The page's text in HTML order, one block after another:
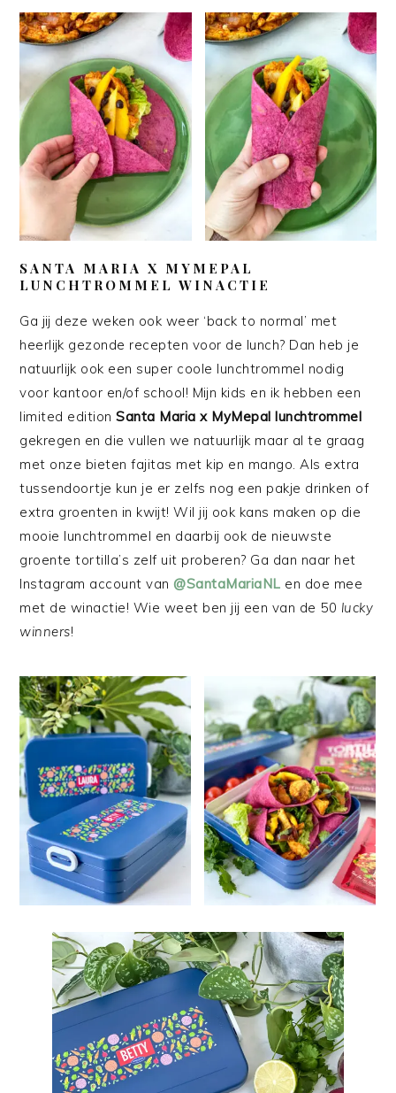
SANTA MARIA X MYMEPAL
LUNCHTROMMEL WINACTIE
Ga jij deze weken ook weer ‘back to normal’ met
heerlijk gezonde recepten voor de lunch? Dan heb je
natuurlijk ook een super coole lunchtrommel nodig
voor kantoor en/of school! Mijn kids en ik hebben een
limited editionSanta Maria x MyMepal lunchtrommel
gekregen en die vullen we natuurlijk maar al te graag
met onze bieten fajitas met kip en mango. Als extra
tussendoortje kun je er zelfs nog een pakje drinken of
extra groenten in kwijt! Wil jij ook kans maken op die
mooie lunchtrommel en daarbij ook de nieuwste
groente tortilla’s zelf uit proberen? Ga dan naar het
Instagram account van@SantaMariaNL en doe mee
met de winactie! Wie weet ben jij een van de 50 lucky
winners!